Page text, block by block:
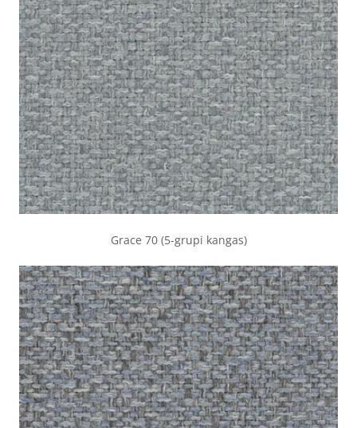
Grace 70 (5-grupi kangas)